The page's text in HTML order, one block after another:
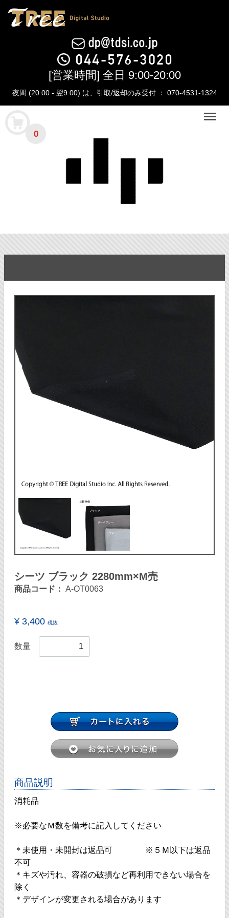
[営業時間] 全日 9:00-20:00
夜間 (20:00 - 翌9:00) は、引取/返却のみ受付 ： 070-4531-1324
0
Menu
シーツ ブラック 2280mm×M売
商品コード： A-OT0063
¥ 3,400 税抜
数量
商品説明
消耗品
※必要なＭ数を備考に記入してください
＊未使用・未開封は返品可 ※５Ｍ以下は返品
不可
＊キズや汚れ、容器の破損など再利用できない場合を
除く
＊デザインが変更される場合があります